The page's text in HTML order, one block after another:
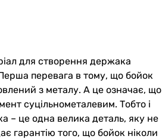
для створення держака
перевага в тому, що бойок
з металу. А це означає, що
суцільнометалевим. Тобто і
– це одна велика деталь, яку не
гарантію того, що бойок ніколи